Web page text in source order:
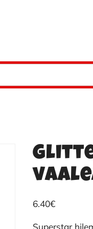
6.40€
Superstar